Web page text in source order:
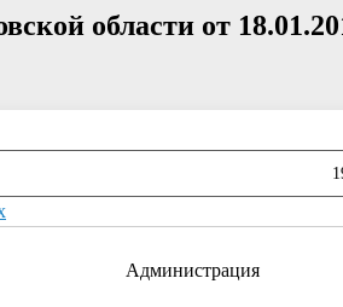
области от
Администрация